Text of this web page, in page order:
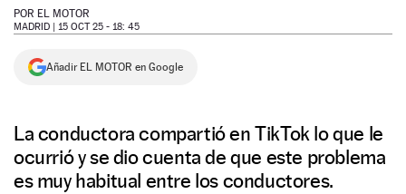
NEWSLETTER
SÍGUENOS
POR EL MOTOR
MADRID | 15 OCT 25 - 18: 45
Añadir EL MOTOR en Google
La conductora compartió en TikTok lo que le
ocurrió y se dio cuenta de que este problema
es muy habitual entre los conductores.